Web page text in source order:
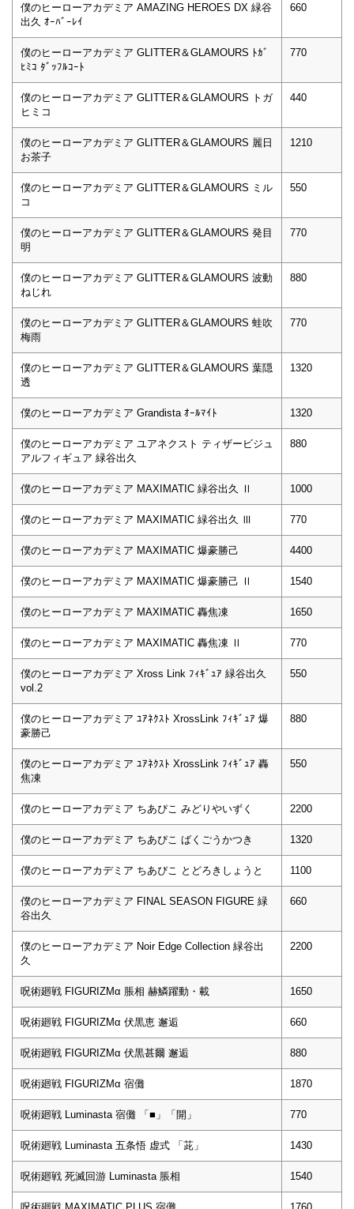
僕のヒーローアカデミア AMAZING HEROES DX 緑谷
出久 ｵｰﾊﾞｰﾚｲ
660
僕のヒーローアカデミア GLITTER＆GLAMOURS ﾄｶﾞ
ﾋﾐｺ ﾀﾞｯﾌﾙｺｰﾄ
770
僕のヒーローアカデミア GLITTER＆GLAMOURS トガ
ヒミコ
440
僕のヒーローアカデミア GLITTER＆GLAMOURS 麗日
お茶子
1210
僕のヒーローアカデミア GLITTER＆GLAMOURS ミル
コ
550
僕のヒーローアカデミア GLITTER＆GLAMOURS 発目
明
770
僕のヒーローアカデミア GLITTER＆GLAMOURS 波動
ねじれ
880
僕のヒーローアカデミア GLITTER＆GLAMOURS 蛙吹
梅雨
770
僕のヒーローアカデミア GLITTER＆GLAMOURS 葉隠
透
1320
僕のヒーローアカデミア Grandista ｵｰﾙﾏｲﾄ 1320
僕のヒーローアカデミア ユアネクスト ティザービジュ
アルフィギュア 緑谷出久
880
僕のヒーローアカデミア MAXIMATIC 緑谷出久 Ⅱ 1000
僕のヒーローアカデミア MAXIMATIC 緑谷出久 Ⅲ 770
僕のヒーローアカデミア MAXIMATIC 爆豪勝己 4400
僕のヒーローアカデミア MAXIMATIC 爆豪勝己 Ⅱ 1540
僕のヒーローアカデミア MAXIMATIC 轟焦凍 1650
僕のヒーローアカデミア MAXIMATIC 轟焦凍 Ⅱ 770
僕のヒーローアカデミア Xross Link ﾌｨｷﾞｭｱ 緑谷出久
vol.2
550
僕のヒーローアカデミア ﾕｱﾈｸｽﾄ XrossLink ﾌｨｷﾞｭｱ 爆
豪勝己
880
僕のヒーローアカデミア ﾕｱﾈｸｽﾄ XrossLink ﾌｨｷﾞｭｱ 轟
焦凍
550
僕のヒーローアカデミア ちあぴこ みどりやいずく 2200
僕のヒーローアカデミア ちあぴこ ばくごうかつき 1320
僕のヒーローアカデミア ちあぴこ とどろきしょうと 1100
僕のヒーローアカデミア FINAL SEASON FIGURE 緑
谷出久
660
僕のヒーローアカデミア Noir Edge Collection 緑谷出
久
2200
呪術廻戦 FIGURIZMα 脹相 赫鱗躍動・載 1650
呪術廻戦 FIGURIZMα 伏黒恵 邂逅 660
呪術廻戦 FIGURIZMα 伏黒甚爾 邂逅 880
呪術廻戦 FIGURIZMα 宿儺 1870
呪術廻戦 Luminasta 宿儺 「■」「開」 770
呪術廻戦 Luminasta 五条悟 虚式 「茈」 1430
呪術廻戦 死滅回游 Luminasta 脹相 1540